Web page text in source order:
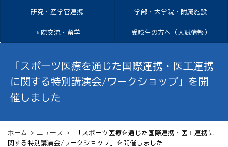
研究・産学官連携 学部・大学院・附属施設
国際交流・留学 受験生の方へ（入試情報）
「スポーツ医療を通じた国際連携・医工連携
に関する特別講演会/ワークショップ」を開
催しました
ホーム > ニュース
> 「スポーツ医療を通じた国際連携・医工連携に
関する特別講演会/ワークショップ」を開催しました